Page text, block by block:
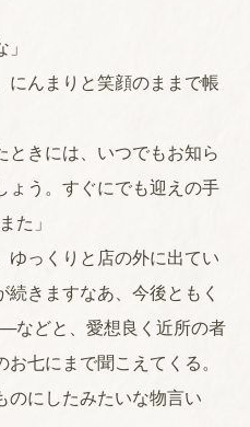
んまりと笑顔のままで帳
ときには、いつでもお知ら
ょう。すぐにでも迎えの手
た」
っくりと店の外に出てい
きますなあ、今後ともく
などと、愛想良く近所の者
七にまで聞こえてくる。
のにしたみたいな物言い